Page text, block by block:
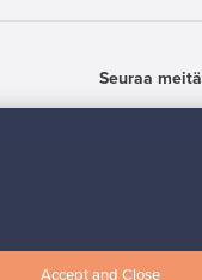
Seuraa meitä
Accept and Close